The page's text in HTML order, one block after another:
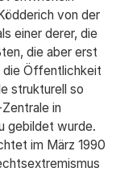
von der
einer derer, die
die aber erst
die Öffentlichkeit
strukturell so
in
gebildet wurde.
im März 1990